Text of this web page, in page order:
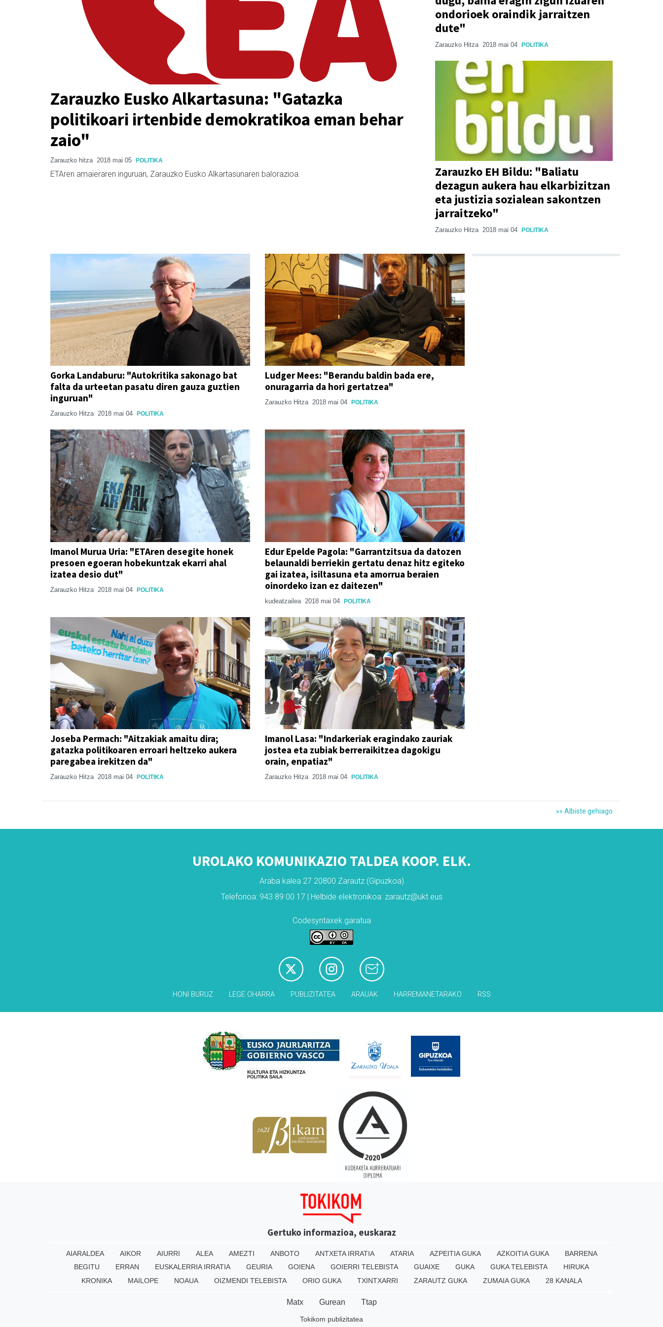
Zarauzko Eusko Alkartasuna: "Gatazka
politikoari irtenbide demokratikoa eman behar
zaio"
Zarauzko hitza 2018 mai 05 POLITIKA
ETAren amaieraren inguruan, Zarauzko Eusko Alkartasunaren balorazioa.
ondorioek oraindik jarraitzen
dute"
Zarauzko Hitza 2018 mai 04 POLITIKA
Zarauzko EH Bildu: "Baliatu
dezagun aukera hau elkarbizitzan
eta justizia sozialean sakontzen
jarraitzeko"
Zarauzko Hitza 2018 mai 04 POLITIKA
Gorka Landaburu: "Autokritika sakonago bat
falta da urteetan pasatu diren gauza guztien
inguruan"
Zarauzko Hitza 2018 mai 04 POLITIKA
Ludger Mees: "Berandu baldin bada ere,
onuragarria da hori gertatzea"
Zarauzko Hitza 2018 mai 04 POLITIKA
Imanol Murua Uria: "ETAren desegite honek
presoen egoeran hobekuntzak ekarri ahal
izatea desio dut"
Zarauzko Hitza 2018 mai 04 POLITIKA
Edur Epelde Pagola: "Garrantzitsua da datozen
belaunaldi berriekin gertatu denaz hitz egiteko
gai izatea, isiltasuna eta amorrua beraien
oinordeko izan ez daitezen"
kudeatzailea 2018 mai 04 POLITIKA
Joseba Permach: "Aitzakiak amaitu dira;
gatazka politikoaren erroari heltzeko aukera
paregabea irekitzen da"
Zarauzko Hitza 2018 mai 04 POLITIKA
Imanol Lasa: "Indarkeriak eragindako zauriak
jostea eta zubiak berreraikitzea dagokigu
orain, enpatiaz"
Zarauzko Hitza 2018 mai 04 POLITIKA
»» Albiste gehiago
UROLAKO KOMUNIKAZIO TALDEA KOOP. ELK.
Araba kalea 27 20800 Zarautz (Gipuzkoa)
Telefonoa: 943 89 00 17 | Helbide elektronikoa: zarautz@ukt.eus
Codesyntaxek garatua
HONI BURUZ LEGE OHARRA PUBLIZITATEA ARAUAK HARREMANETARAKO RSS
Gertuko informazioa, euskaraz
AIARALDEA AIKOR AIURRI ALEA AMEZTI ANBOTO ANTXETA IRRATIA ATARIA AZPEITIA GUKA AZKOITIA GUKA
BARRENA
BEGITU
ERRAN EUSKALERRIA IRRATIA GEURIA GOIENA GOIERRI TELEBISTA GUAIXE GUKA GUKA TELEBISTA
HIRUKA
KRONIKA
MAILOPE NOAUA OIZMENDI TELEBISTA ORIO GUKA TXINTXARRI ZARAUTZ GUKA ZUMAIA GUKA 28 KANALA
Matx Gurean Ttap
Tokikom publizitatea